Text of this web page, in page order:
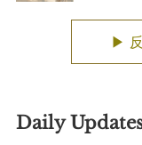
▶
Daily